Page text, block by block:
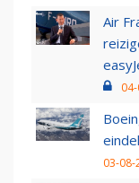
Air
03-08-